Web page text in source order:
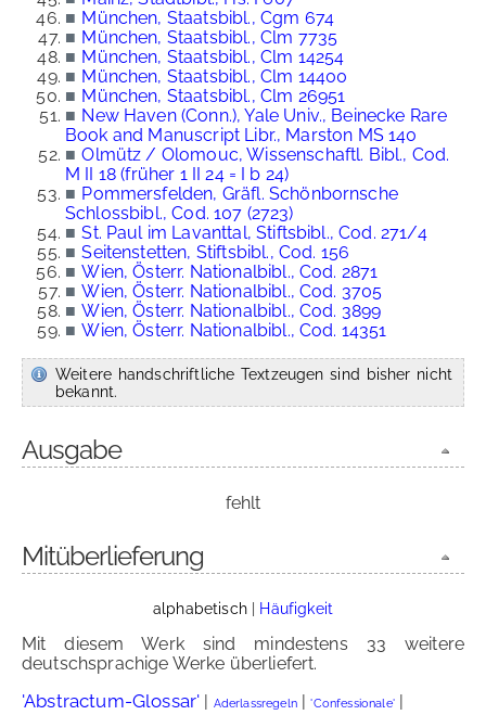
■ München, Staatsbibl., Cgm 674
■ München, Staatsbibl., Clm 7735
■ München, Staatsbibl., Clm 14254
■ München, Staatsbibl., Clm 14400
■ München, Staatsbibl., Clm 26951
■ New Haven (Conn.), Yale Univ., Beinecke Rare
Book and Manuscript Libr., Marston MS 140
■ Olmütz / Olomouc, Wissenschaftl. Bibl., Cod.
M II 18 (früher 1 II 24 = I b 24)
■ Pommersfelden, Gräfl. Schönbornsche
Schlossbibl., Cod. 107 (2723)
■ St. Paul im Lavanttal, Stiftsbibl., Cod. 271/4
■ Seitenstetten, Stiftsbibl., Cod. 156
■ Wien, Österr. Nationalbibl., Cod. 2871
■ Wien, Österr. Nationalbibl., Cod. 3705
■ Wien, Österr. Nationalbibl., Cod. 3899
■ Wien, Österr. Nationalbibl., Cod. 14351
Weitere handschriftliche Textzeugen sind bisher nicht
bekannt.
Ausgabe
fehlt
Mitüberlieferung
alphabetisch| Häufigkeit
Mit diesem Werk sind mindestens 33 weitere
deutschsprachige Werke überliefert.
'Abstractum-Glossar' | Aderlassregeln|'Confessionale'|